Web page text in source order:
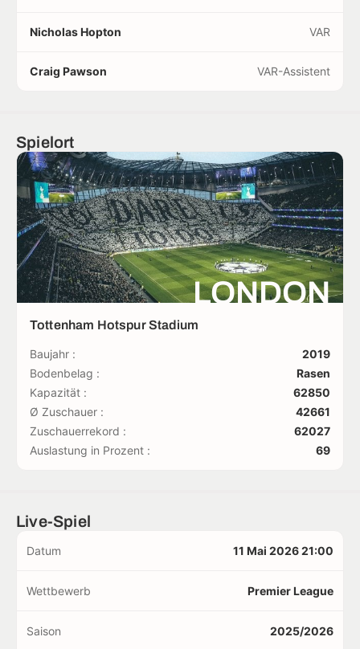
Nicholas Hopton VAR
Craig Pawson VAR-Assistent
Spielort
LONDON
Tottenham Hotspur Stadium
Baujahr :
2019
Bodenbelag :
Rasen
Kapazität :
62850
Ø Zuschauer :
42661
Zuschauerrekord :
62027
Auslastung in Prozent :
69
Live-Spiel
Datum 11 Mai 2026 21:00
Wettbewerb Premier League
Saison 2025/2026